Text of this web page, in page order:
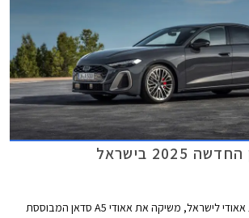
צ'מפיון מוטורס, יבואנית אאודי לישראל, משיקה את אאודי A5 סדאן המבוססת